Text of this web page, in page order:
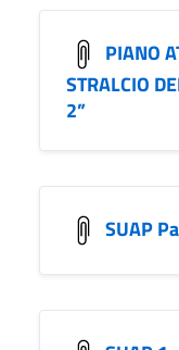
PIANO
STRALCIO
2”
SUAP